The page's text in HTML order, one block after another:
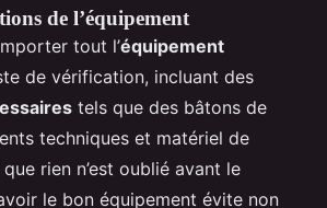
de l’équipement
tout l’équipement
de vérification, incluant des
tels que des bâtons de
techniques et matériel de
rien n’est oublié avant le
le bon équipement évite non